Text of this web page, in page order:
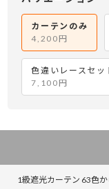
"マンションのカー
の長さが233cmで
た。既製品だとそ
カーテンはないの
オーダーメイドに。
番安かったので利用
らいました。色味も
あるしシンプルなカ
ースセットを買い
50～140 ￥
141～200 ￥
201～260 ￥
50～140 ￥
141～200 ￥
201～260 ￥
50～140 ￥
141～200 ￥
201～260 ￥
カーテンのみ
4,200円
色違いレースセッ
7,100円
1級遮光カーテン 63色